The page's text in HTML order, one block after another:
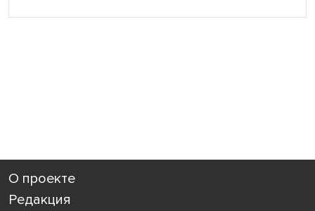
О проекте
Редакция